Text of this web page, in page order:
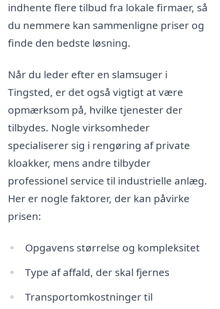
indhente flere tilbud fra lokale firmaer, så
du nemmere kan sammenligne priser og
finde den bedste løsning.
Når du leder efter en slamsuger i
Tingsted, er det også vigtigt at være
opmærksom på, hvilke tjenester der
tilbydes. Nogle virksomheder
specialiserer sig i rengøring af private
kloakker, mens andre tilbyder
professionel service til industrielle anlæg.
Her er nogle faktorer, der kan påvirke
prisen:
Opgavens størrelse og kompleksitet
Type af affald, der skal fjernes
Transportomkostninger til